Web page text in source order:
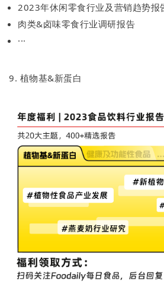
2023年休闲零食行业及营销趋势报
肉类&卤味零食行业调研报告
···
9. 植物基&新蛋白